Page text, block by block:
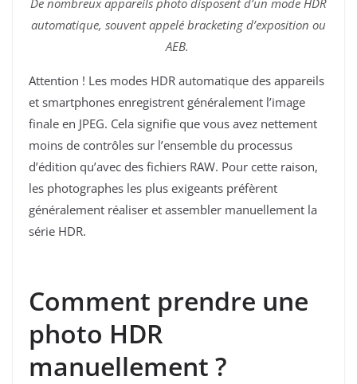
De nombreux appareils photo disposent d’un mode HDR
automatique, souvent appelé bracketing d’exposition ou
AEB.
Attention ! Les modes HDR automatique des appareils
et smartphones enregistrent généralement l’image
finale en JPEG. Cela signifie que vous avez nettement
moins de contrôles sur l’ensemble du processus
d’édition qu’avec des fichiers RAW. Pour cette raison,
les photographes les plus exigeants préfèrent
généralement réaliser et assembler manuellement la
série HDR.
Comment prendre une
photo HDR
manuellement ?